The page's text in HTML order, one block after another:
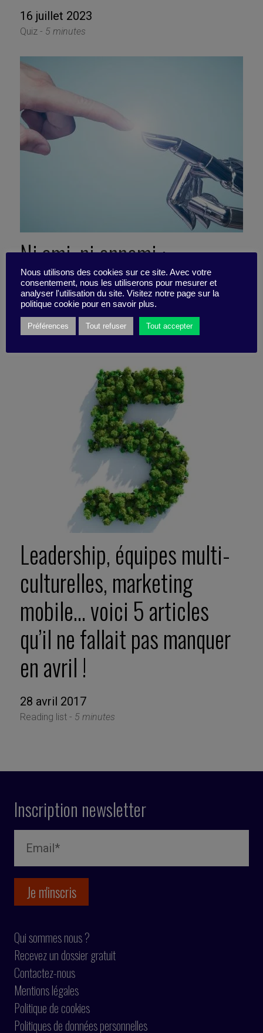
16 juillet 2023
Quiz - 5 minutes
Ni ami, ni ennemi :
partenaire
7 février 2020
Pépite -5 minutes
Leadership, équipes multi-
culturelles, marketing
mobile… voici 5 articles
qu’il ne fallait pas manquer
en avril !
28 avril 2017
Reading list - 5 minutes
Inscription newsletter
Qui sommes nous ?
Recevez un dossier gratuit
Contactez-nous
Mentions légales
Politique de cookies
Politiques de données personnelles
Nous utilisons des cookies sur ce site. Avec votre
consentement, nous les utiliserons pour mesurer et
analyser l'utilisation du site. Visitez notre page sur la
politique cookie pour en savoir plus.
Préférences Tout refuser Tout accepter